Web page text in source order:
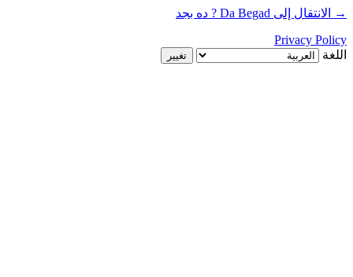
→ الانتقال إلى Da Begad ? ده بجد
Privacy Policy
اللغة